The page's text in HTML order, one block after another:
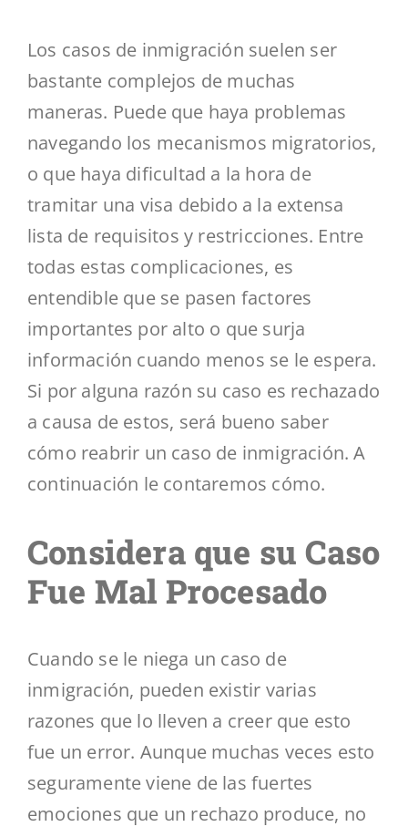
Los casos de inmigración suelen ser
bastante complejos de muchas
maneras. Puede que haya problemas
navegando los mecanismos migratorios,
o que haya dificultad a la hora de
tramitar una visa debido a la extensa
lista de requisitos y restricciones. Entre
todas estas complicaciones, es
entendible que se pasen factores
importantes por alto o que surja
información cuando menos se le espera.
Si por alguna razón su caso es rechazado
a causa de estos, será bueno saber
cómo reabrir un caso de inmigración. A
continuación le contaremos cómo.
Considera que su Caso
Fue Mal Procesado
Cuando se le niega un caso de
inmigración, pueden existir varias
razones que lo lleven a creer que esto
fue un error. Aunque muchas veces esto
seguramente viene de las fuertes
emociones que un rechazo produce, no